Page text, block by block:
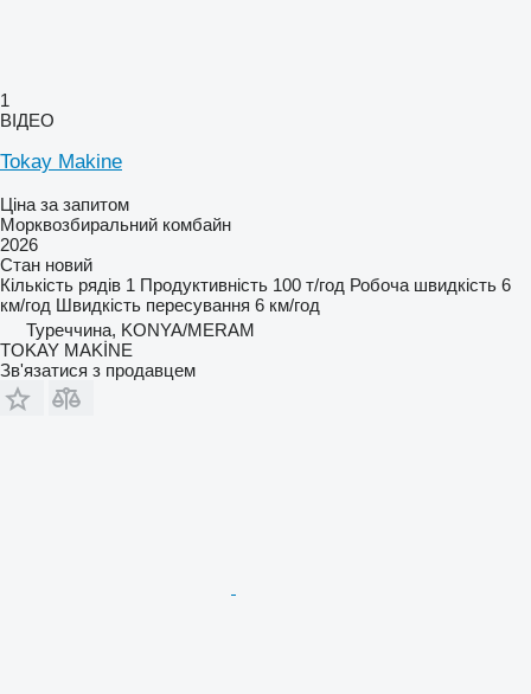
1
ВІДЕО
Tokay Makine
Ціна за запитом
Морквозбиральний комбайн
2026
Стан новий
Кількість рядів 1 Продуктивність 100 т/год Робоча швидкість 6
км/год Швидкість пересування 6 км/год
Туреччина, KONYA/MERAM
TOKAY MAKİNE
Зв'язатися з продавцем